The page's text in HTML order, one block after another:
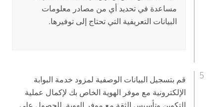
مساعدة في تحديد أي من مصادر معلومات
البيانات التعريفية التي تحتاج إلى توفيرها.
قم بتسجيل البيانات الوصفية لمزود خدمة البوابة
الإلكترونية مع موفر الهوية الخاص بك لإكمال عملية